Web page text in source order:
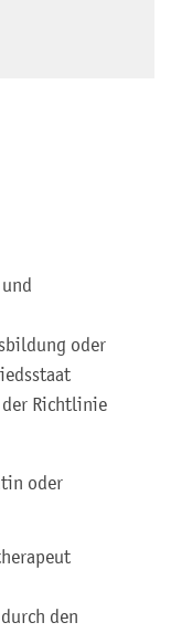
oder
Richtlinie
oder
den